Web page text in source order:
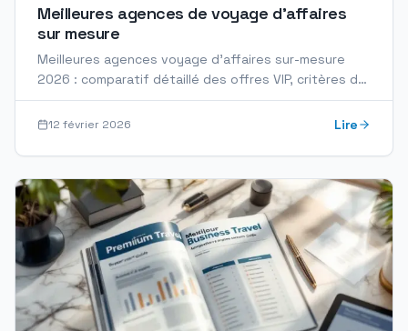
Meilleures agences de voyage d’affaires
sur mesure
Meilleures agences voyage d'affaires sur-mesure
2026 : comparatif détaillé des offres VIP, critères de
sélection et accompagnement premium entreprise.
12 février 2026 Lire